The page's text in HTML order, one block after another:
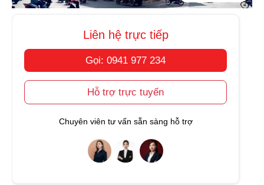
Liên hệ trực tiếp
Gọi: 0941 977 234
Hỗ trợ trực tuyến
Chuyên viên tư vấn sẵn sàng hỗ trợ